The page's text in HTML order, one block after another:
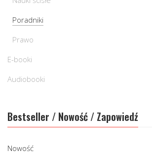
Poradniki
Prawo
E-booki
Audiobooki
Bestseller / Nowość / Zapowiedź
Nowość